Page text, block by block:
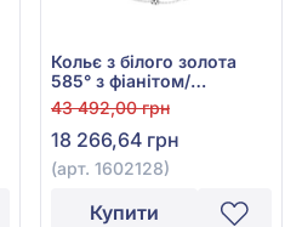
Кольє з білого золота
585° з фіанітом/
куб.цирконієм, арт.
1602128
43 492,00 грн
18 266,64 грн
(арт. 1602128)
Купити